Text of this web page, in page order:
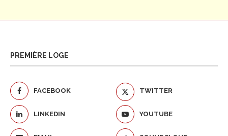
PREMIÈRE LOGE
FACEBOOK TWITTER
LINKEDIN YOUTUBE